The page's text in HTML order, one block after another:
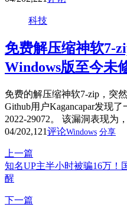
科技
免费解压缩神软7-
Windows版至今未
免费的解压缩神软7-zip，突
Github用户Kagancapar发现
2022-29072。 该漏洞表现为
04/202,121评论Windows 分享
上一篇
知名UP主半小时被骗16万！
醒
下一篇